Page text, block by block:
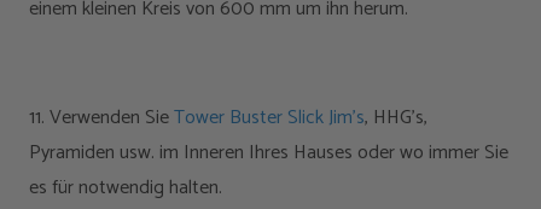
einem kleinen Kreis von 600 mm um ihn herum.
11. Verwenden SieTower Buster Slick Jim’s, HHG’s,
Pyramiden usw. im Inneren Ihres Hauses oder wo immer Sie
es für notwendig halten.